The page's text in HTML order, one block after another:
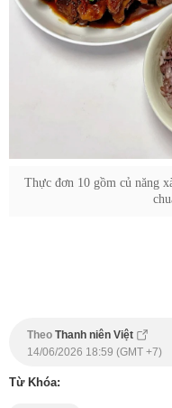
Thực đơn 10 gồm củ năng
Theo Thanh niên Việt
14/06/2026 18:59 (GMT +7)
Từ Khóa: